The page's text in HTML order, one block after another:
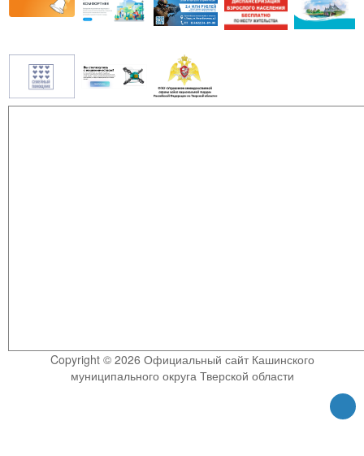
Copyright © 2026 Официальный сайт Кашинского
муниципального округа Тверской области